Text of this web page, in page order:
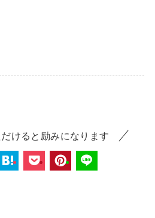
けると励みになります